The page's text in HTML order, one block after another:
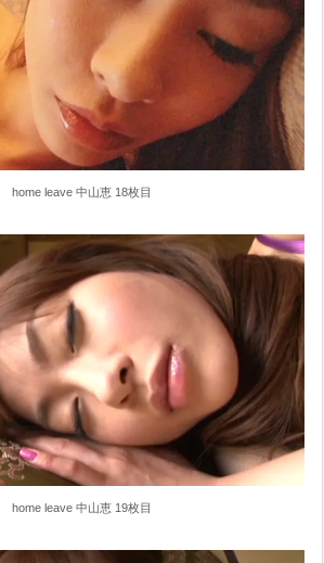
home leave 中山恵 18枚目
home leave 中山恵 19枚目